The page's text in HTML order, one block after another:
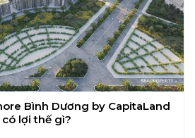
Bình Dương by CapitaLand
có lợi thế gì?